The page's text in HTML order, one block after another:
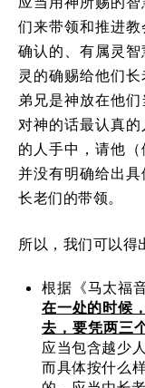
们来带领和推进
确认的、有属灵
灵的确赐给他们
弟兄是神放在他
对神的话最认真
的人手中，请他
并没有明确给出
长老们的带领。
所以，我们可以得
根据《马太福
在一处的时候
去，要凭两三
应当包含越少
而具体按什么